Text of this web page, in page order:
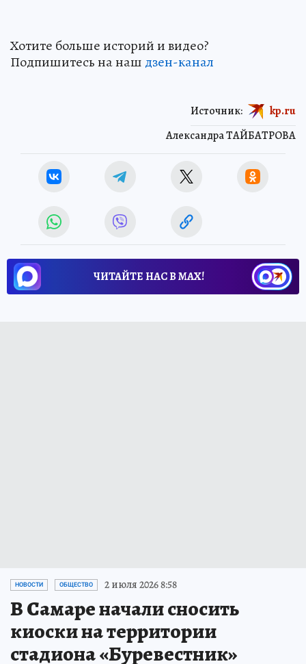
Хотите больше историй и видео?
Подпишитесь на наш дзен-канал
Александра ТАЙБАТРОВА
Источник: kp.ru
ЧИТАЙТЕ НАС В МАХ!
НОВОСТИ ОБЩЕСТВО 2 июля 2026 8:58
В Самаре начали сносить
киоски на территории
стадиона «Буревестник»